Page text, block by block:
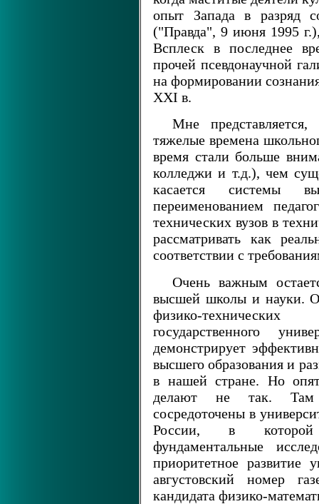
опыт Запада в разряд
("Правда", 9 июня 1995
Всплеск в последнее
прочей псевдонаучной
на формировании
XXI в.
Мне
тяжелые времена
время стали больше
колледжи и т.д.), чем
касается системы
переименованием
технических вузов в
рассматривать как
соответствии с
Очень важным
высшей школы и науки.
физико-
государственного
демонстрирует
высшего образования и
в нашей стране. Но
делают не так. Там
сосредоточены в
России, в которой
фундаментальные
приоритетное развитие
августовский номер
кандидата физико-